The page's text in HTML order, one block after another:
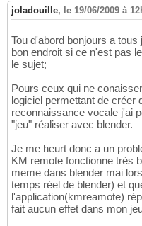
joladouille, le 19/06/2009 à
Tou d'abord bonjours a
bon endroit si ce n'est pas
le sujet;
Pours ceux qui ne
logiciel permettant de
reconnaissance vocale j'ai
"jeu" réaliser avec blender.
Je me heurt donc a un
KM remote fonctionne très
meme dans blender mai
temps réel de blender) et
l'application(kmreamote)
fait aucun effet dans mon